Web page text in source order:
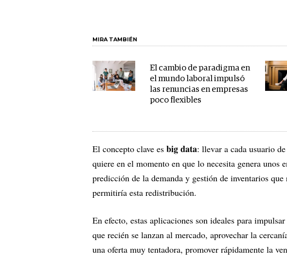
MIRA TAMBIÉN
El cambio de paradigma en
el mundo laboral impulsó
las renuncias en empresas
poco flexibles
El concepto clave es big data: llevar a cada usuario
quiere en el momento en que lo necesita genera unos
predicción de la demanda y gestión de inventarios
permitiría esta redistribución.
En efecto, estas aplicaciones son ideales para
que recién se lanzan al mercado, aprovechar la
una oferta muy tentadora, promover rápidamente la